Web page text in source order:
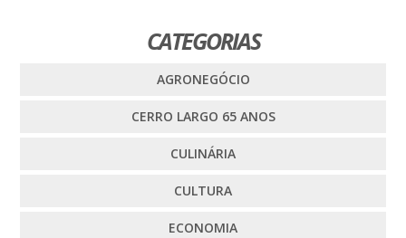
CATEGORIAS
AGRONEGÓCIO
CERRO LARGO 65 ANOS
CULINÁRIA
CULTURA
ECONOMIA